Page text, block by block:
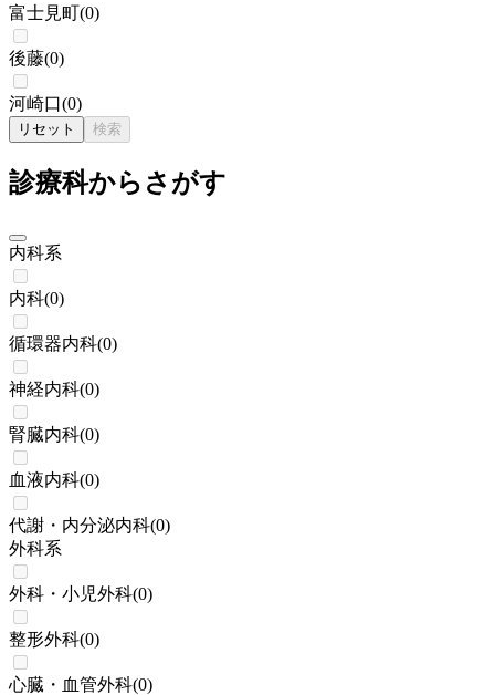
富士見町(0)
後藤(0)
河崎口(0)
リセット 検索
診療科からさがす
内科系
内科(0)
循環器内科(0)
神経内科(0)
腎臓内科(0)
血液内科(0)
代謝・内分泌内科(0)
外科系
外科・小児外科(0)
整形外科(0)
心臓・血管外科(0)